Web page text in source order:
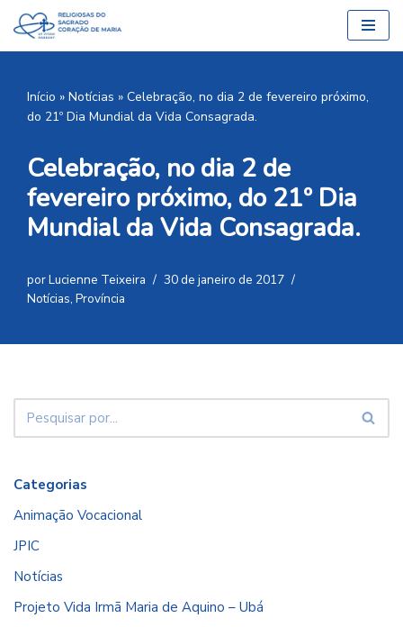
Pular
conteúdo
Início » Notícias » Celebração, no dia 2 de fevereiro próximo,
do 21º Dia Mundial da Vida Consagrada.
Celebração, no dia 2 de
fevereiro próximo, do 21º Dia
Mundial da Vida Consagrada.
porLucienne Teixeira
30 de janeiro de 2017
Notícias, Província
Categorias
Animação Vocacional
JPIC
Notícias
Projeto Vida Irmã Maria de Aquino – Ubá